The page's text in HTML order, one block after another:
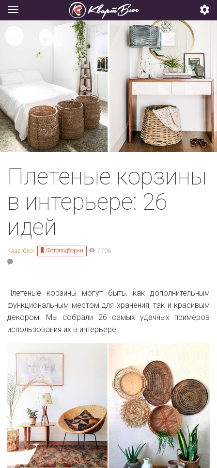
Плетеные корзины
в интерьере: 26
идей
Квартблог Фотоподборки 7706
Плетеные корзины могут быть, как дополнительным
функциональным местом для хранения, так и красивым
декором. Мы собрали 26 самых удачных примеров
использования их в интерьере.